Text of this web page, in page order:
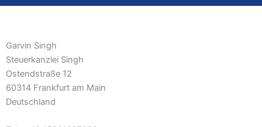
Garvin Singh
Steuerkanzlei Singh
Ostendstraße 12
60314 Frankfurt am Main
Deutschland